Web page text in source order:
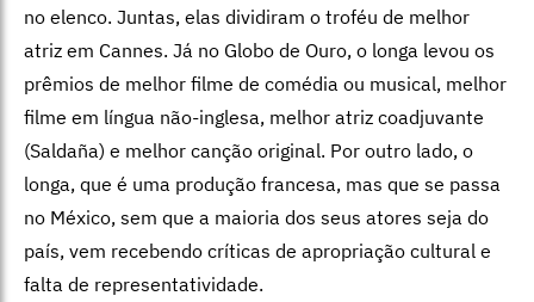
no elenco. Juntas, elas dividiram o troféu de melhor
atriz em Cannes. Já no Globo de Ouro, o longa levou os
prêmios de melhor filme de comédia ou musical, melhor
filme em língua não-inglesa, melhor atriz coadjuvante
(Saldaña) e melhor canção original. Por outro lado, o
longa, que é uma produção francesa, mas que se passa
no México, sem que a maioria dos seus atores seja do
país, vem recebendo críticas de apropriação cultural e
falta de representatividade.